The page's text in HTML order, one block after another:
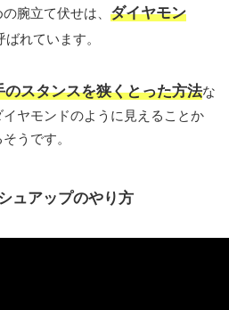
腕立て伏せは、 ダイヤモン
ばれています。
のスタンスを狭くとった方法な
ヤモンドのように見えることか
うです。
ュアップのやり方